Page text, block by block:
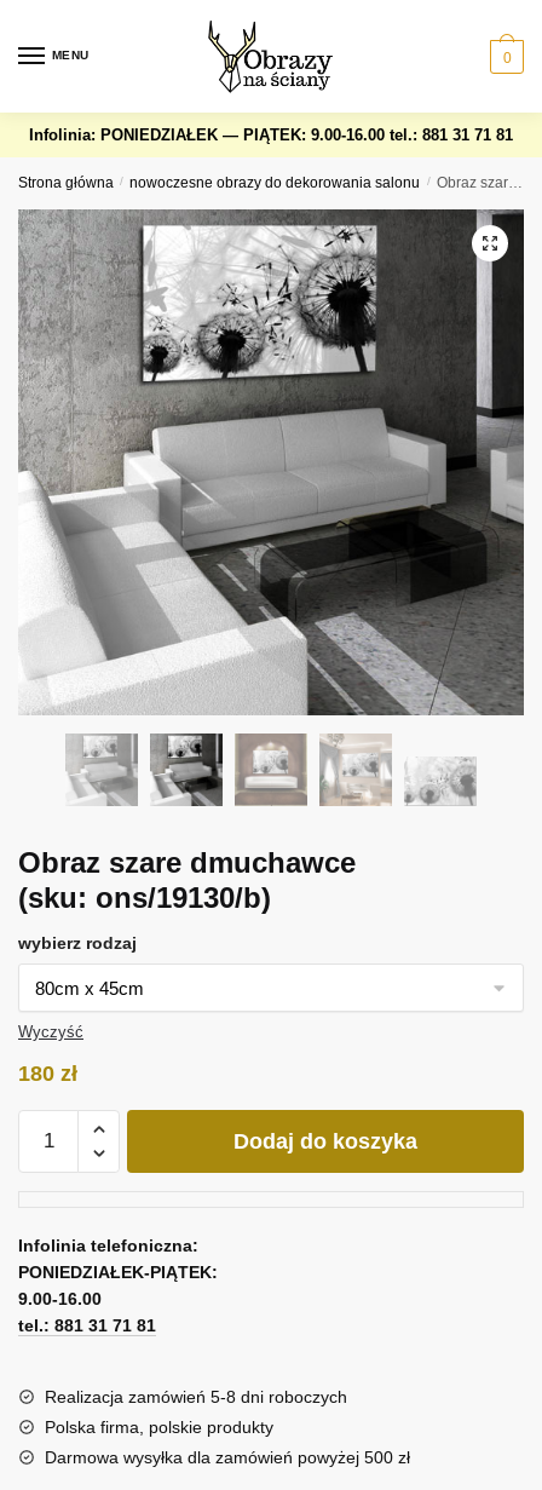
navigation
content
MENU 0
Infolinia: PONIEDZIAŁEK — PIĄTEK: 9.00-16.00 tel.: 881 31 71 81
Strona główna / nowoczesne obrazy do dekorowania salonu / Obraz szare dmuchawce
Obraz szare dmuchawce
(sku: ons/19130/b)
wybierz rodzaj
Wyczyść
180 zł
Obraz
Dodaj do koszyka
Infolinia telefoniczna:
PONIEDZIAŁEK-PIĄTEK:
9.00-16.00
tel.: 881 31 71 81
Realizacja zamówień 5-8 dni roboczych
Polska firma, polskie produkty
Darmowa wysyłka dla zamówień powyżej 500 zł